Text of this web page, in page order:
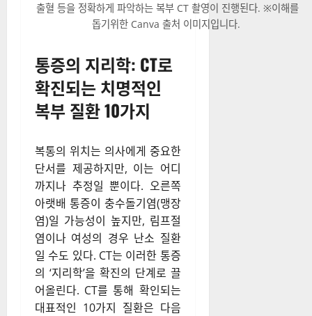
출혈 등을 정확하게 파악하는 복부 CT 촬영이 진행된다. ※이해를
돕기위한 Canva 출처 이미지입니다.
통증의 지리학: CT로
확진되는 치명적인
복부 질환 10가지
복통의 위치는 의사에게 중요한
단서를 제공하지만, 이는 어디
까지나 추정일 뿐이다. 오른쪽
아랫배 통증이 충수돌기염(맹장
염)일 가능성이 높지만, 림프절
염이나 여성의 경우 난소 질환
일 수도 있다. CT는 이러한 통증
의 ‘지리학’을 확진의 단계로 끌
어올린다. CT를 통해 확인되는
대표적인 10가지 질환은 다음